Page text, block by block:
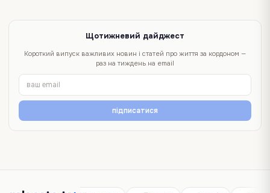
Щотижневий дайджест
Короткий випуск важливих новин і статей про життя за кордоном —
раз на тиждень на email
підписатися